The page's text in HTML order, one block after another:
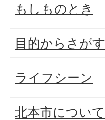
もしものとき
目的からさがす
ライフシーン
北本市について